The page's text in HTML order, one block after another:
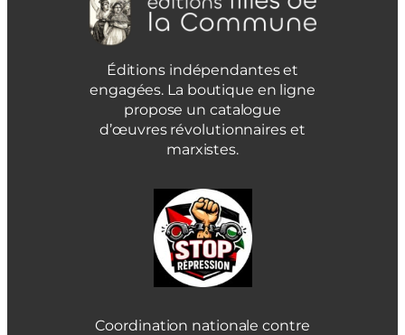
Éditions indépendantes et
engagées. La boutique en ligne
propose un catalogue
d’œuvres révolutionnaires et
marxistes.
Coordination nationale contre